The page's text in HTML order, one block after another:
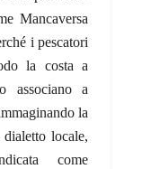
Mancaversa
i pescatori
la costa a
associano a
la
locale,
come